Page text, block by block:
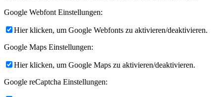
Google Webfont Einstellungen:
Hier klicken, um Google Webfonts zu aktivieren/deaktivieren.
Google Maps Einstellungen:
Hier klicken, um Google Maps zu aktivieren/deaktivieren.
Google reCaptcha Einstellungen: